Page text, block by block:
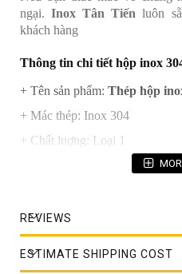
ngại.Inox Tân Tiến luôn
khách hàng
Thông tin chi tiết hộp inox
+ Tên sản phẩm: Thép hộp
+ Mác thép: Inox 304
+ Chất luợng: Loại 1
+ Độ dày: Độ dày thông
+ Chiều dài: 6m/1 cây
+ Độ bóng: 2B/BA/No4-HL-
REVIEWS
ESTIMATE SHIPPING COST